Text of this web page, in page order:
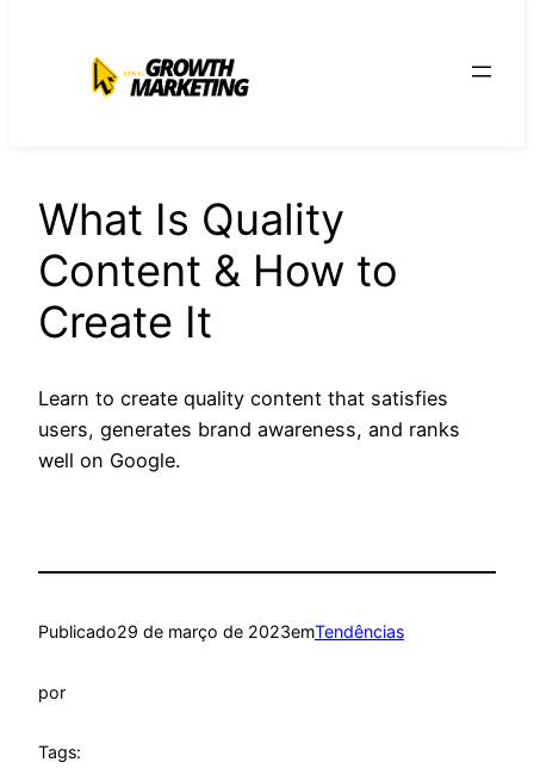
conteúdo
What Is Quality
Content & How to
Create It
Learn to create quality content that satisfies
users, generates brand awareness, and ranks
well on Google.
Publicado29 de março de 2023emTendências
por
Tags: